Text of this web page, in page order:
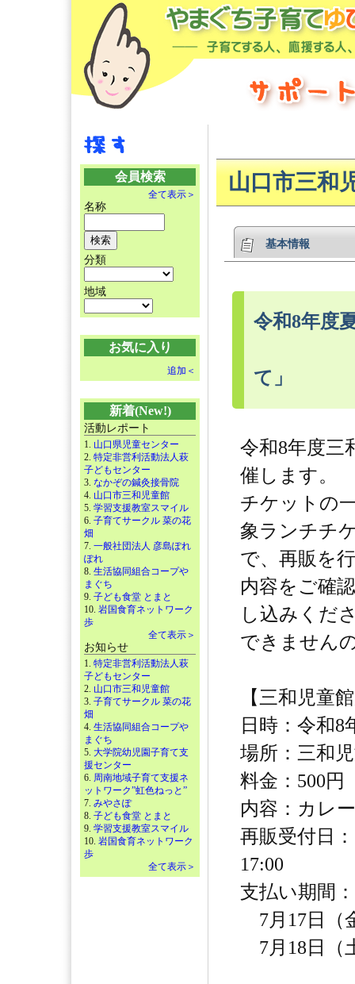
会員検索
全て表示＞
名称
分類
地域
お気に入り
追加＜
新着(New!)
活動レポート
1. 山口県児童センター
2. 特定非営利活動法人萩
子どもセンター
3. なかぞの鍼灸接骨院
4. 山口市三和児童館
5. 学習支援教室スマイル
6. 子育てサークル 菜の花
畑
7. 一般社団法人 彦島ぽれ
ぽれ
8. 生活協同組合コープや
まぐち
9. 子ども食堂 とまと
10. 岩国食育ネットワーク
歩
全て表示＞
お知らせ
1. 特定非営利活動法人萩
子どもセンター
2. 山口市三和児童館
3. 子育てサークル 菜の花
畑
4. 生活協同組合コープや
まぐち
5. 大学院幼児園子育て支
援センター
6. 周南地域子育て支援ネ
ットワーク”虹色ねっと”
7. みやさぽ
8. 子ども食堂 とまと
9. 学習支援教室スマイル
10. 岩国食育ネットワーク
歩
全て表示＞
山口市三和
基本情報
令和8年度
て」
令和8年度三
催します。
チケットの
象ランチチ
で、再販を
内容をご確
し込みくだ
できません
【三和児童
日時：令和8
場所：三和
料金：500円
内容：カレ
再販受付日
17:00
支払い期間：
7月17日（
7月18日（